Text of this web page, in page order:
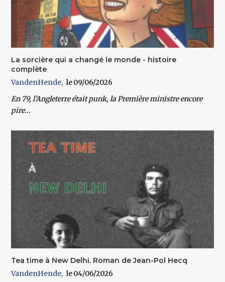
La sorcière qui a changé le monde - histoire
complète
VandenHende
09/06/2026
En 79, l’Angleterre était punk, la Première ministre encore
pire...
Tea time à New Delhi. Roman de Jean-Pol Hecq
VandenHende
04/06/2026